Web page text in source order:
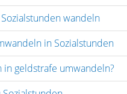
wandeln
in Sozialstunden
in geldstrafe umwandeln?